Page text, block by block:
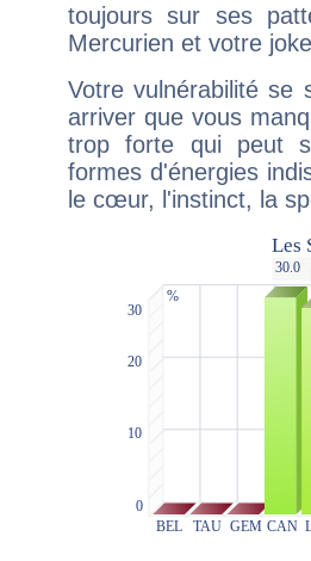
toujours sur ses
Mercurien et votre
Votre vulnérabilité se
arriver que vous
trop forte qui peut
formes d'énergies
le cœur, l'instinct, la